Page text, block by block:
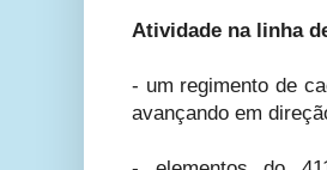
Atividade na linha
- um regimento de
avançando em